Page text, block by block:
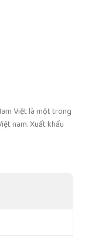
Việt là một trong
nam. Xuất khẩu